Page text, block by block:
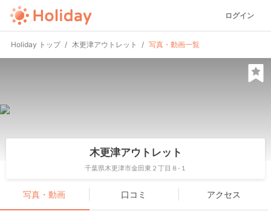
ログイン
Holiday トップ 木更津アウトレット 写真・動画一覧
木更津アウトレット
千葉県木更津市金田東２丁目８-１
写真・動画 口コミ アクセス